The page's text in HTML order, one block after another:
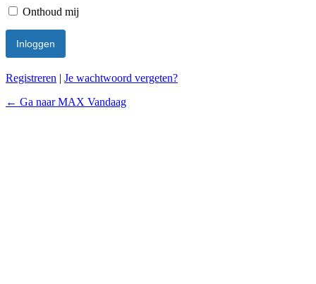
Onthoud mij
Registreren | Je wachtwoord vergeten?
← Ga naar MAX Vandaag